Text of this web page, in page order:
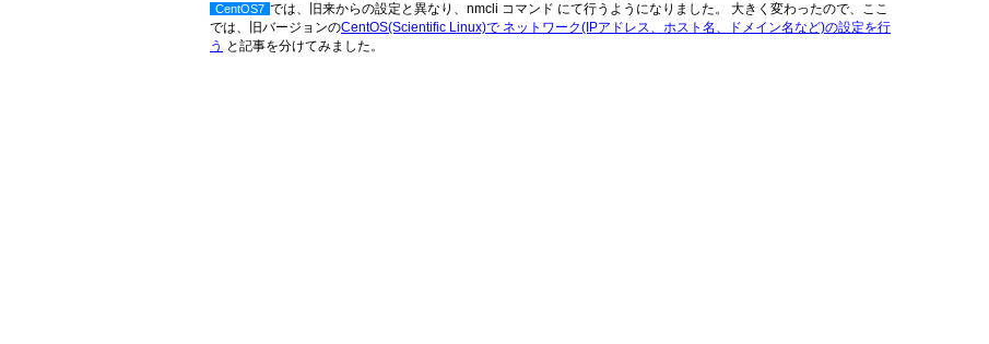
CentOS7 では、旧来からの設定と異なり、nmcli コマンド にて行うようになりました。 大きく変わったので、ここ
では、旧バージョンのCentOS(Scientific Linux)で ネットワーク(IPアドレス、ホスト名、ドメイン名など)の設定を行
う と記事を分けてみました。